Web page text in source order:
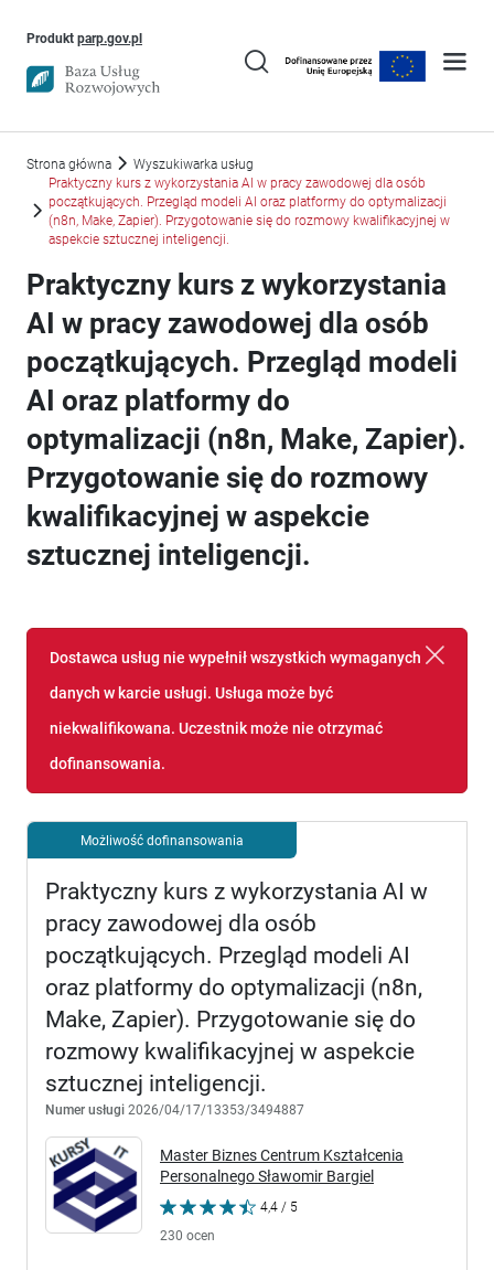
Produkt parp.gov.plUwaga, link otworzy się w nowym oknie
Strona główna
Wyszukiwarka usług
Praktyczny kurs z wykorzystania AI w pracy zawodowej dla osób
początkujących. Przegląd modeli AI oraz platformy do optymalizacji
(n8n, Make, Zapier). Przygotowanie się do rozmowy kwalifikacyjnej w
aspekcie sztucznej inteligencji.
Praktyczny kurs z wykorzystania
AI w pracy zawodowej dla osób
początkujących. Przegląd modeli
AI oraz platformy do
optymalizacji (n8n, Make, Zapier).
Przygotowanie się do rozmowy
kwalifikacyjnej w aspekcie
sztucznej inteligencji.
Dostawca usług nie wypełnił wszystkich wymaganych
danych w karcie usługi. Usługa może być
niekwalifikowana. Uczestnik może nie otrzymać
dofinansowania.
Możliwość dofinansowania
Praktyczny kurs z wykorzystania AI w
pracy zawodowej dla osób
początkujących. Przegląd modeli AI
oraz platformy do optymalizacji (n8n,
Make, Zapier). Przygotowanie się do
rozmowy kwalifikacyjnej w aspekcie
sztucznej inteligencji.
Numer usługi 2026/04/17/13353/3494887
Master Biznes Centrum Kształcenia
Personalnego Sławomir Bargiel
4,4 / 5
230 ocen